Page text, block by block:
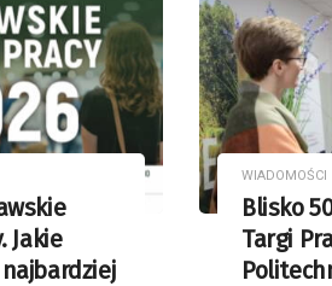
Jakie
WIADOMOŚCI
Blisko
Targi